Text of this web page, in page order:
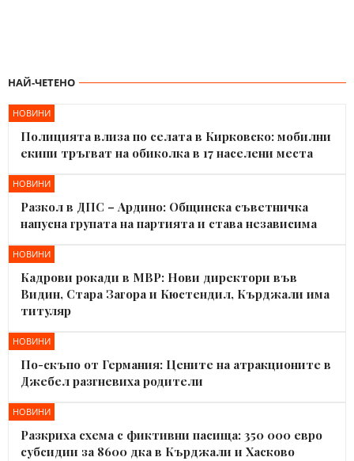
НАЙ-ЧЕТЕНО
НОВИНИ
Полицията влиза по селата в Кирковско: мобилни
екипи тръгват на обиколка в 17 населени места
НОВИНИ
Разкол в ДПС – Ардино: Общинска съветничка
напусна групата на партията и става независима
НОВИНИ
Кадрови рокади в МВР: Нови директори във
Видин, Стара Загора и Кюстендил, Кърджали има
титуляр
НОВИНИ
По-скъпо от Германия: Цените на атракционите в
Джебел разгневиха родители
НОВИНИ
Разкриха схема с фиктивни пасища: 350 000 евро
субсидии за 8600 дка в Кърджали и Хасково